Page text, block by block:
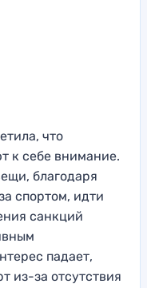
что
к себе внимание.
благодаря
спортом, идти
санкций
падает,
из-за отсутствия